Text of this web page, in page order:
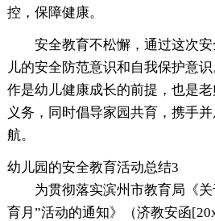
控，保障健康。
安全教育不松懈，通过这次
儿的安全防范意识和自我保护意
作是幼儿健康成长的前提，也是
义务，同时倡导家园共育，携手
航。
幼儿园的安全教育活动总结3
为贯彻落实滨州市教育局《
育月”活动的通知》（济教安函